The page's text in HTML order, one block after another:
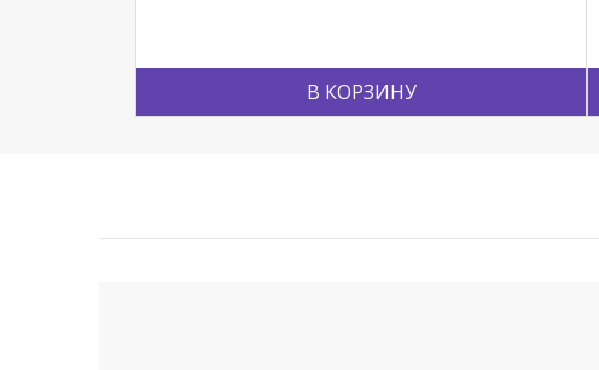
В КОРЗИНУ